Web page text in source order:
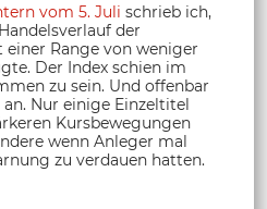
vom 5. Juli schrieb ich,
der
Range von weniger
Der Index schien im
zu sein. Und offenbar
Nur einige Einzeltitel
Kursbewegungen
wenn Anleger mal
zu verdauen hatten.